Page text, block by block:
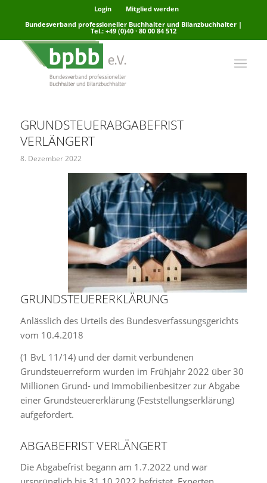
Login
Mitglied werden
Bundesverband professioneller Buchhalter und Bilanzbuchhalter |
Tel.: +49 (0)40 · 80 00 84 512
GRUNDSTEUERABGABEFRIST
VERLÄNGERT
8. Dezember 2022
GRUNDSTEUERERKLÄRUNG
Anlässlich des Urteils des Bundesverfassungsgerichts
vom 10.4.2018
(1 BvL 11/14) und der damit verbundenen
Grundsteuerreform wurden im Frühjahr 2022 über 30
Millionen Grund- und Immobilienbesitzer zur Abgabe
einer Grundsteuererklärung (Feststellungserklärung)
aufgefordert.
ABGABEFRIST VERLÄNGERT
Die Abgabefrist begann am 1.7.2022 und war